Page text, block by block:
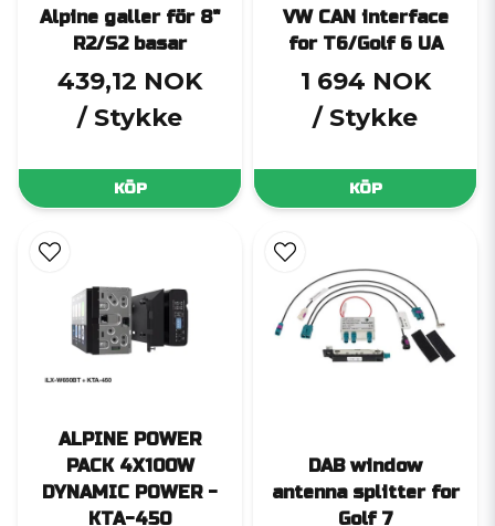
Alpine galler för 8"
R2/S2 basar
439,12 NOK
/ Stykke
KÖP
VW CAN interface
for T6/Golf 6 UA
1 694 NOK
/ Stykke
KÖP
ALPINE POWER
PACK 4X100W
DYNAMIC POWER -
KTA-450
DAB window
antenna splitter for
Golf 7